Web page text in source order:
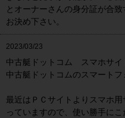
とオーナーさんの身分証が合
お決め下さい。
2023/03/23
中古艇ドットコム スマホサイ
中古艇ドットコムのスマートフ
最近はＰＣサイトよりスマホ
っていますので、使い勝手にこ